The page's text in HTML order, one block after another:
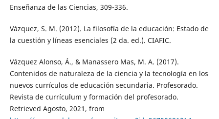
Enseñanza de las Ciencias, 309-336.
Vázquez, S. M. (2012). La filosofía de la educación: Estado de
la cuestión y líneas esenciales (2 da. ed.). CIAFIC.
Vázquez Alonso, Á., & Manassero Mas, M. A. (2017).
Contenidos de naturaleza de la ciencia y la tecnología en los
nuevos currículos de educación secundaria. Profesorado.
Revista de currículum y formación del profesorado.
Retrieved Agosto, 2021, from